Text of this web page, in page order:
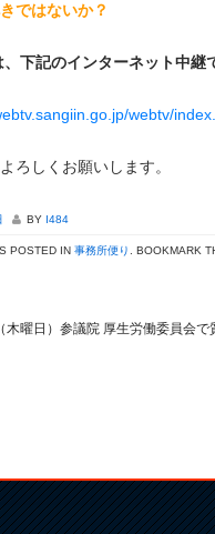
ではないか？
下記のインターネット中継
webtv/
ろしくお願いします。
BY I484
POSTED IN 事務所便り . BOOKMARK
曜日）参議院 厚生労働委員会で